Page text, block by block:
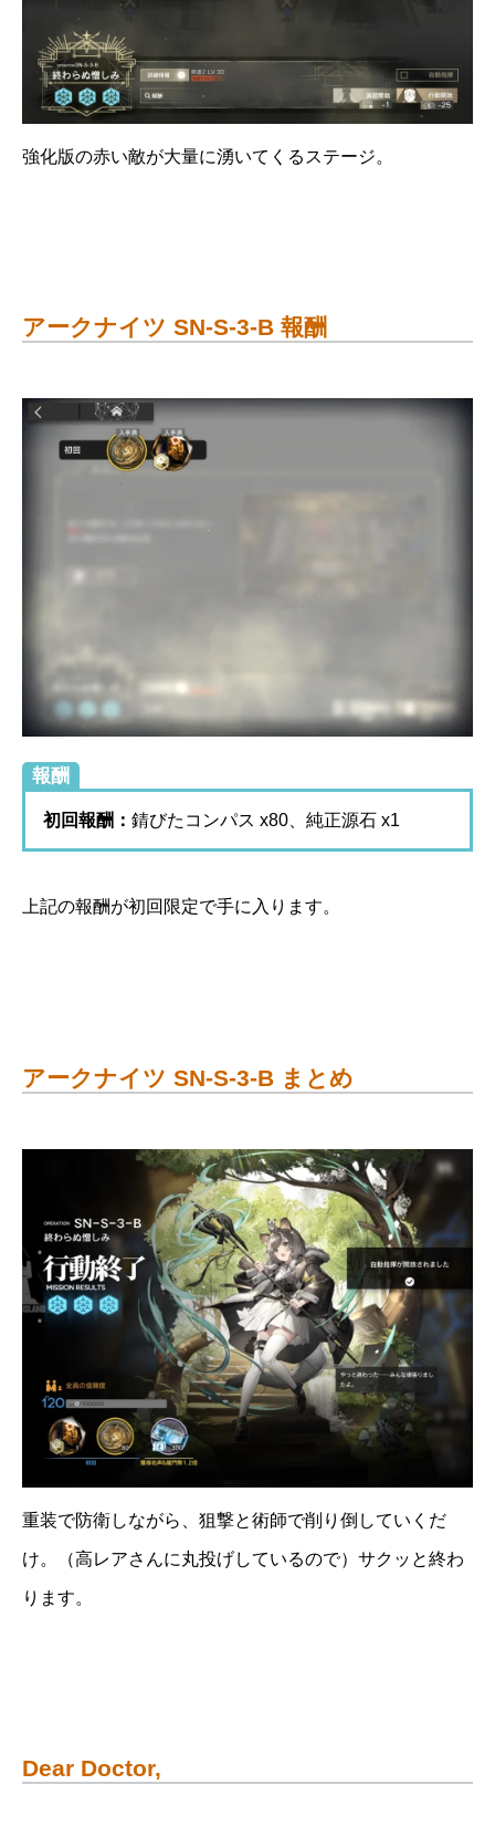
強化版の赤い敵が大量に湧いてくるステージ。
アークナイツ SN-S-3-B 報酬
報酬
初回報酬： 錆びたコンパス x80、純正源石 x1
上記の報酬が初回限定で手に入ります。
アークナイツ SN-S-3-B まとめ
重装で防衛しながら、狙撃と術師で削り倒していくだ
け。（高レアさんに丸投げしているので）サクッと終わ
ります。
Dear Doctor,